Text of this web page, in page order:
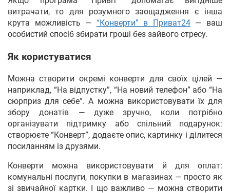
витрачати, то для розумного заощадження є інша
крута можливість — “Конверти” в Приват24— ваш
особистий спосіб збирати гроші без зайвого стресу.
Як користуватися
Можна створити окремі конверти для своїх цілей —
наприклад, “На відпустку”, “На новий телефон” або “На
сюрприз для себе”. А можна використовувати їх для
збору донатів — дуже зручно, коли потрібно
організувати підтримку або спільний подарунок:
створюєте “Конверт”, додаєте опис, картинку і ділитеся
посиланням із друзями.
Конверти можна використовувати й для оплат:
комунальні послуги, покупки в магазинах — просто як
зі звичайної картки. І що важливо — можна створити